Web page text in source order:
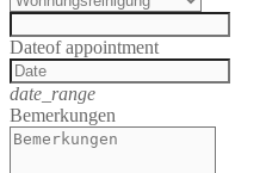
Dateof appointment
date_range
Bemerkungen